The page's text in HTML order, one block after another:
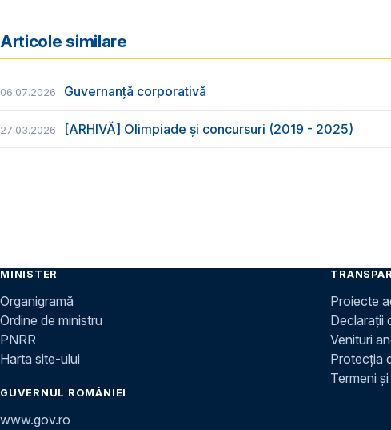
Articole similare
06.07.2026 Guvernanță corporativă
27.03.2026 [ARHIVĂ] Olimpiade și concursuri (2019 - 2025)
MINISTER
Organigramă
Ordine de ministru
PNRR
Harta site-ului
GUVERNUL ROMÂNIEI
www.gov.ro
Proiecte
Declarații
Venituri
Protecția
Termeni